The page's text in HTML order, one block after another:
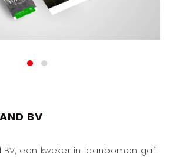
BV
BV, een kweker in laanbomen gaf